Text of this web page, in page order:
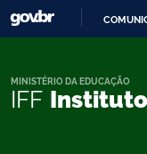
IFF
MINISTÉRIO DA EDUCAÇÃO